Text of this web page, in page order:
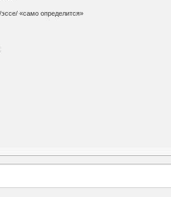
«само определится»